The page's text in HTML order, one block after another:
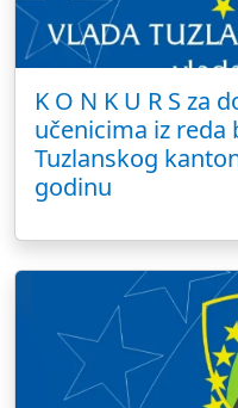
K O N K U R S za
učenicima iz reda
Tuzlanskog
godinu